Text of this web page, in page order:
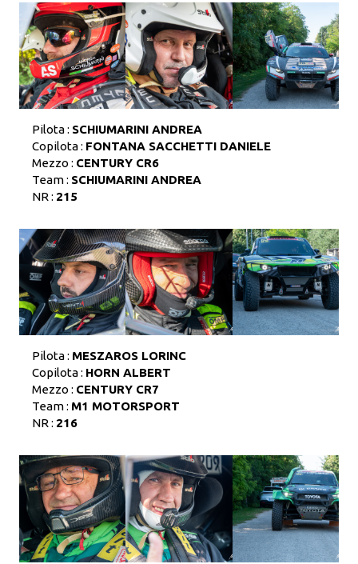
Pilota : SCHIUMARINI ANDREA
Copilota : FONTANA SACCHETTI DANIELE
Mezzo : CENTURY CR6
Team : SCHIUMARINI ANDREA
NR : 215
Pilota : MESZAROS LORINC
Copilota : HORN ALBERT
Mezzo : CENTURY CR7
Team : M1 MOTORSPORT
NR : 216